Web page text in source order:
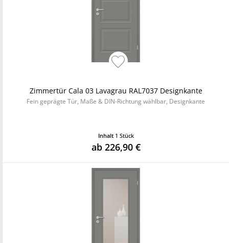
Zimmertür Cala 03 Lavagrau RAL7037 Designkante
Fein geprägte Tür, Maße & DIN-Richtung wählbar, Designkante
Inhalt 1 Stück
ab 226,90 €